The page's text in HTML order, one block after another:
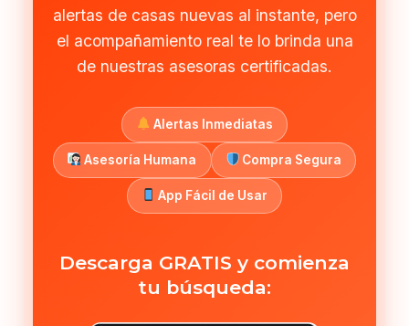
alertas de casas nuevas al instante, pero
el acompañamiento real te lo brinda una
de nuestras asesoras certificadas.
Alertas Inmediatas
Asesoría Humana Compra Segura
App Fácil de Usar
Descarga GRATIS y comienza
tu búsqueda: